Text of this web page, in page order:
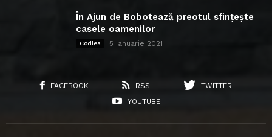
În Ajun de Bobotează preotul sfințește
casele oamenilor
Codlea 5 ianuarie 2021
FACEBOOK RSS
TWITTER
YOUTUBE